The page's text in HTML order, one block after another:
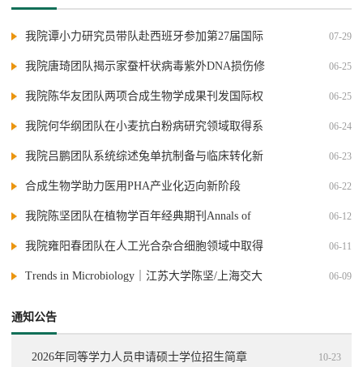
我院谭小力研究员带队赴西班牙参加第27届国际
植物脂质研讨会
07-29
我院唐琦团队揭示家蚕杆状病毒紫外DNA损伤修
复全新分子机制
06-25
我院陈华友团队两项合成生物学成果刊发国际权
威期刊
06-25
我院何华纲团队在小麦抗白粉病研究领域取得系
列进展
06-24
我院吕鹏团队系统综述兔单抗制备与临床转化新
进展
06-23
合成生物学助力医用PHA产业化迈向新阶段 06-22
我院陈坚团队在植物学百年经典期刊Annals of
Botany发表最新研究成果
06-12
我院雍阳春团队在人工光合杂合细胞领域中取得
系列进展
06-11
Trends in Microbiology｜江苏大学陈坚/上海交大
分子机制与抗营养育种新策略
06-09
通知公告
2026年同等学力人员申请硕士学位招生简章 10-23